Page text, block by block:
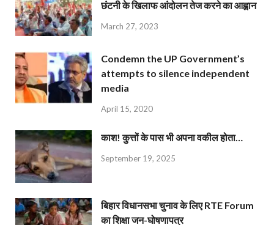
छंटनी के खिलाफ आंदोलन तेज करने का आह्वान
March 27, 2023
Condemn the UP Government’s
attempts to silence independent
media
April 15, 2020
काश! कुत्तों के पास भी अपना वकील होता…
September 19, 2025
बिहार विधानसभा चुनाव के लिए RTE Forum
का शिक्षा जन-घोषणापत्र